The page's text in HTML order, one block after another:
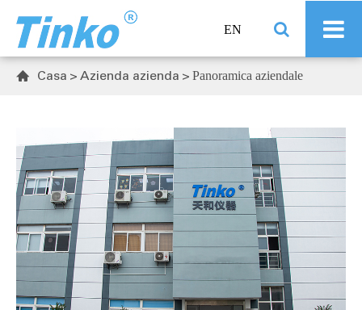
EN
 Casa Azienda azienda Panoramica aziendale